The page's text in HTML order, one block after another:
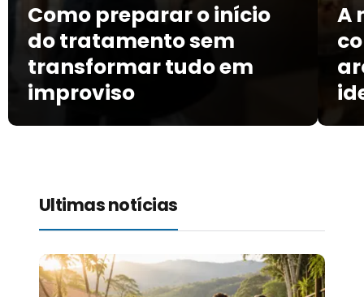
Como preparar o início
do tratamento sem
transformar tudo em
improviso
A
Ultimas notícias